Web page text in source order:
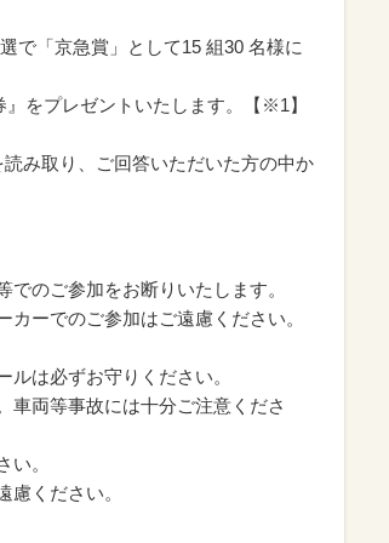
で「京急賞」として15 組30 名様に
』をプレゼントいたします。【※1】
み取り、ご回答いただいた方の中か
のご参加をお断りいたします。
ーでのご参加はご遠慮ください。
は必ずお守りください。
車両等事故には十分ご注意くださ
。
ください。